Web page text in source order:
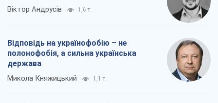
Віктор Андрусів 1,6 т.
Відповідь на українофобію – не
полонофобія, а сильна українська
держава
Микола Княжицький 1,1 т.